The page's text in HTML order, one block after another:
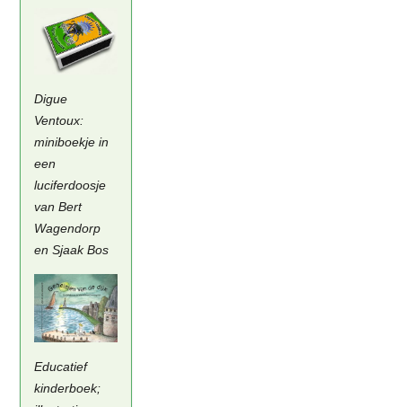
Digue
Ventoux:
miniboekje in
een
luciferdoosje
van Bert
Wagendorp
en Sjaak Bos
Educatief
kinderboek;